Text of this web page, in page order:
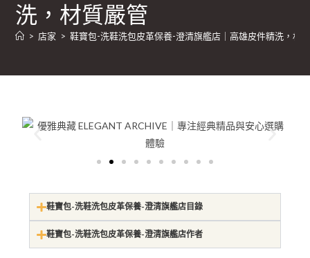
洗，材質嚴管
> 店家 > 鞋寶包-洗鞋洗包皮革保養-澄清旗艦店｜高雄皮件精洗，材
鞋寶包-洗鞋洗包皮革保養-澄清旗艦店目錄
鞋寶包-洗鞋洗包皮革保養-澄清旗艦店作者